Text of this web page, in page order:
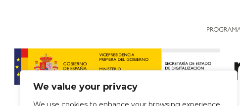
We value your privacy